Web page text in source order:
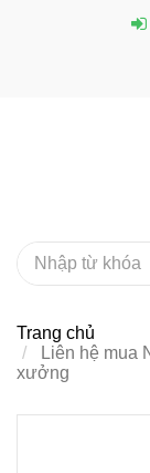
Trang chủ
Liên hệ mua
xưởng